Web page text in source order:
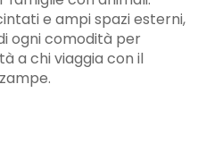
e ampi spazi esterni,
ogni comodità per
a chi viaggia con il